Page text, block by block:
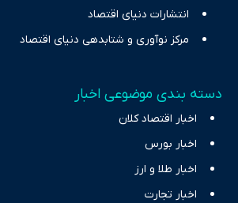
انتشارات دنیای اقتصاد
مرکز نوآوری و شتابدهی دنیای اقتصاد
دسته بندی موضوعی اخبار
اخبار اقتصاد کلان
اخبار بورس
اخبار طلا و ارز
اخبار تجارت